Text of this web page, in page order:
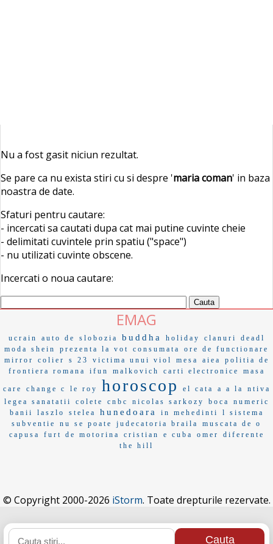
Nu a fost gasit niciun rezultat.
Se pare ca nu exista stiri cu si despre 'maria coman' in baza
noastra de date.
Sfaturi pentru cautare:
- incercati sa cautati dupa cat mai putine cuvinte cheie
- delimitati cuvintele prin spatiu ("space")
- nu utilizati cuvinte obscene.
Incercati o noua cautare:
EMAG
ucrain auto de slobozia buddha holiday clanuri
deadl
moda shein
prezenta la vot consumata
ore de functionare
mirror
colier s 23 victima unui viol mesa aiea
politia de
frontiera romana
ifun malkovich carti electronice masa
care change c le roy horoscop el cata a a la
ntiva
legea sanatatii
colete cnbc nicolas sarkozy boca
numeric
banii
laszlo stelea hunedoara in mehedinti
l sistema
subventie
nu se poate judecatoria braila
muscata de o
capusa
furt de motorina cristian e cuba omer
diferente
the hill
© Copyright 2000-2026 iStorm. Toate drepturile rezervate.